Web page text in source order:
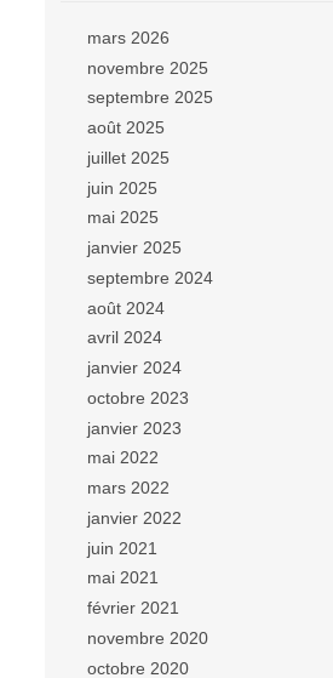
mars 2026
novembre 2025
septembre 2025
août 2025
juillet 2025
juin 2025
mai 2025
janvier 2025
septembre 2024
août 2024
avril 2024
janvier 2024
octobre 2023
janvier 2023
mai 2022
mars 2022
janvier 2022
juin 2021
mai 2021
février 2021
novembre 2020
octobre 2020